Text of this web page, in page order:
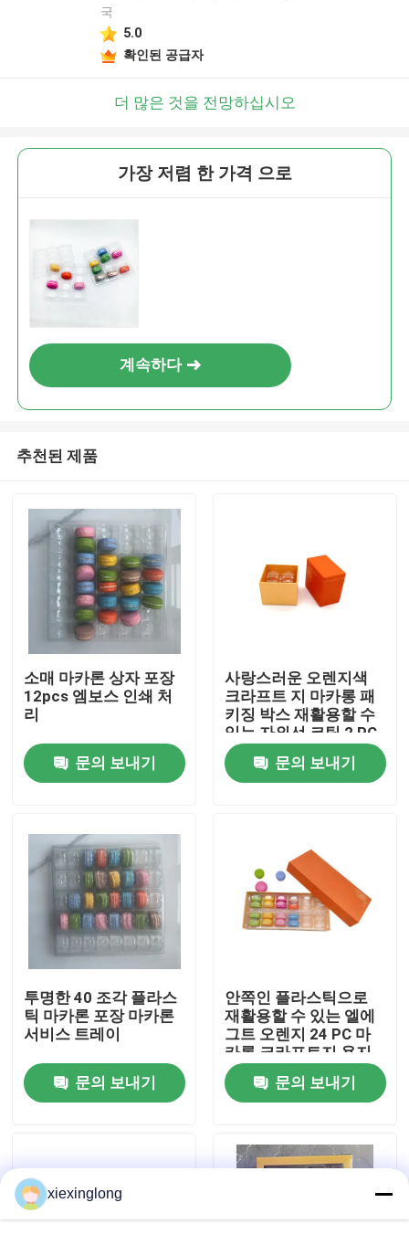
집
제품
비디오
우리 에 관한 것
공장 투어
품질 관리
저희와 연락
사건
국
5.0
확인된 공급자
더 많은 것을 전망하십시오
가장 저렴 한 가격 으로
계속하다
추천된 제품
소매 마카론 상자 포장
12pcs 엠보스 인쇄 처
리
문의 보내기
사랑스러운 오렌지색
크라프트 지 마카롱 패
키징 박스 재활용할 수
있는 자외선 코팅 2 PC
문의 보내기
투명한 40 조각 플라스
틱 마카론 포장 마카론
서비스 트레이
문의 보내기
안쪽인 플라스틱으로
재활용할 수 있는 엘에
그트 오렌지 24 PC 마
카롱 크라프트지 용지
함
문의 보내기
xiexinglong